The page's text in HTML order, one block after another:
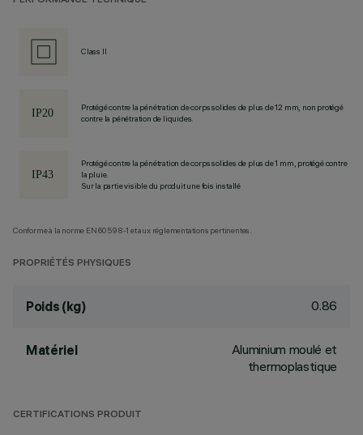
Class II
Protégé contre la pénétration de corps solides de plus de 12 mm, non protégé
contre la pénétration de liquides.
Protégé contre la pénétration de corps solides de plus de 1 mm, protégé contre
la pluie.
Sur la partie visible du produit une fois installé
Conforme à la norme EN60598-1 et aux réglementations pertinentes.
PROPRIÉTÉS PHYSIQUES
Poids (kg) 0.86
Matériel
Aluminium moulé et
thermoplastique
CERTIFICATIONS PRODUIT